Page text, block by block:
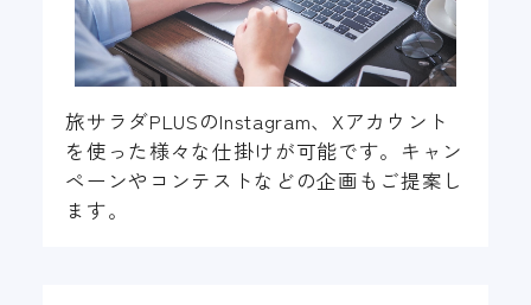
旅サラダPLUSのInstagram、Xアカウント
を使った様々な仕掛けが可能です。キャン
ペーンやコンテストなどの企画もご提案し
ます。